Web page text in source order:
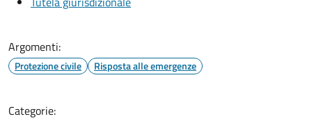
Argomenti:
Protezione civile Risposta alle emergenze
Categorie: